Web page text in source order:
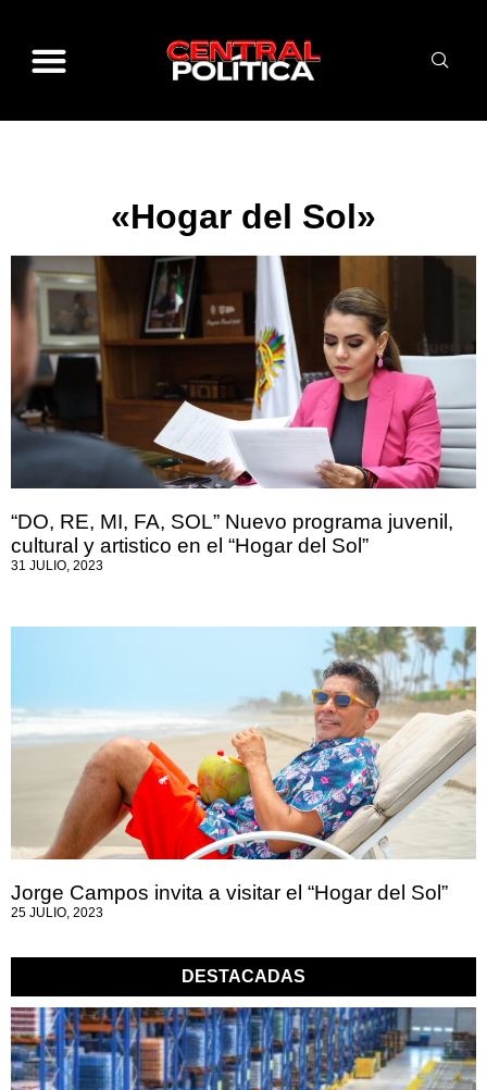
«Hogar del Sol»
“DO, RE, MI, FA, SOL” Nuevo programa juvenil,
cultural y artistico en el “Hogar del Sol”
31 JULIO, 2023
Jorge Campos invita a visitar el “Hogar del Sol”
25 JULIO, 2023
DESTACADAS